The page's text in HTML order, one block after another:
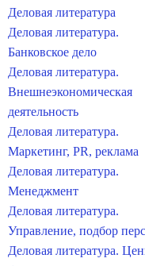
Деловая литература
Деловая литература.
Банковское дело
Деловая литература.
Внешнеэкономическая
деятельность
Деловая литература.
Маркетинг, PR, реклама
Деловая литература.
Менеджмент
Деловая литература.
Управление, подбор
Деловая литература.